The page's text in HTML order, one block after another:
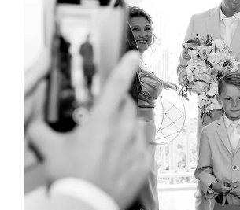
DE
MAGIE
VAN
JULLIE
TROUWDAG